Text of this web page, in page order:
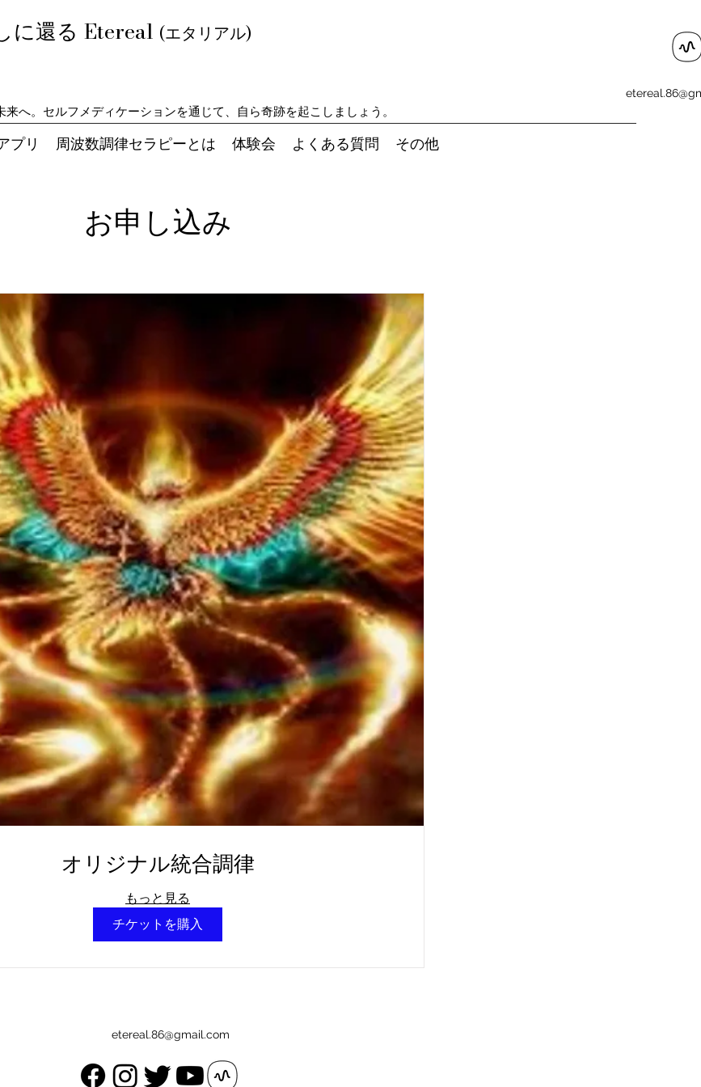
に還る Etereal (エタリアル)
へ。セルフメディケーションを通じて、自ら奇跡を起こしましょう。
プリ 周波数調律セラピーとは 体験会 よくある質問 その他
お申し込み
オリジナル統合調律
もっと見る
チケットを購入
etereal.86@gmail.com